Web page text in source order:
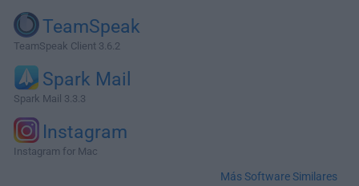
TeamSpeak
TeamSpeak Client 3.6.2
Spark Mail
Spark Mail 3.3.3
Instagram
Instagram for Mac
Más Software Similares